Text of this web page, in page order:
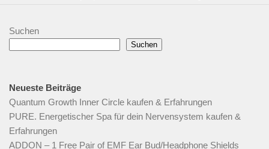
Suchen
Suchen
Neueste Beiträge
Quantum Growth Inner Circle kaufen & Erfahrungen
PURE. Energetischer Spa für dein Nervensystem kaufen &
Erfahrungen
ADDON – 1 Free Pair of EMF Ear Bud/Headphone Shields